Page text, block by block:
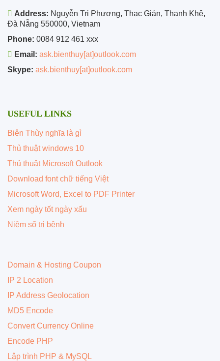
Address: Nguyễn Tri Phương, Thạc Gián, Thanh Khê,
Đà Nẵng 550000, Vietnam
Phone: 0084 912 461 xxx
Email: ask.bienthuy[at]outlook.com
Skype: ask.bienthuy[at]outlook.com
USEFUL LINKS
Biên Thùy nghĩa là gì
Thủ thuật windows 10
Thủ thuật Microsoft Outlook
Download font chữ tiếng Việt
Microsoft Word, Excel to PDF Printer
Xem ngày tốt ngày xấu
Niệm số trị bệnh
Domain & Hosting Coupon
IP 2 Location
IP Address Geolocation
MD5 Encode
Convert Currency Online
Encode PHP
Lập trình PHP & MySQL